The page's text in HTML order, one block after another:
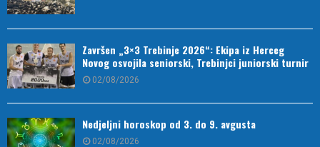
Završen „3×3 Trebinje 2026“: Ekipa iz Herceg
Novog osvojila seniorski, Trebinjci juniorski turnir
02/08/2026
Nedjeljni horoskop od 3. do 9. avgusta
02/08/2026